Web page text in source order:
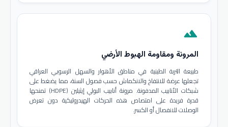
terrain
المرونة ومقاومة الهبوط الأرضي
طبيعة التربة الطينية في مناطق الأهوار والسهل الرسوبي العراقي
تجعلها عرضة للانتفاخ والانكماش حسب فصول السنة، مما يضغط على
شبكات الأنابيب المدفونة. مرونة أنابيب البولي إيثيلين (HDPE) تمنحها
قدرة فريدة على امتصاص هذه الحركات الهيدروليكية دون تعرض
الوصلات للانفصال أو الكسر.